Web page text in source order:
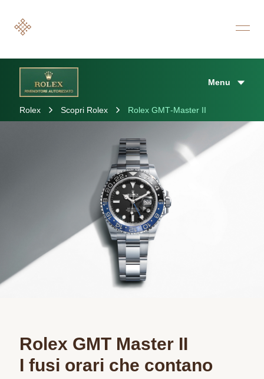
Menu
Rolex Scopri Rolex Rolex GMT-Master II
Rolex GMT Master II
I fusi orari che contano